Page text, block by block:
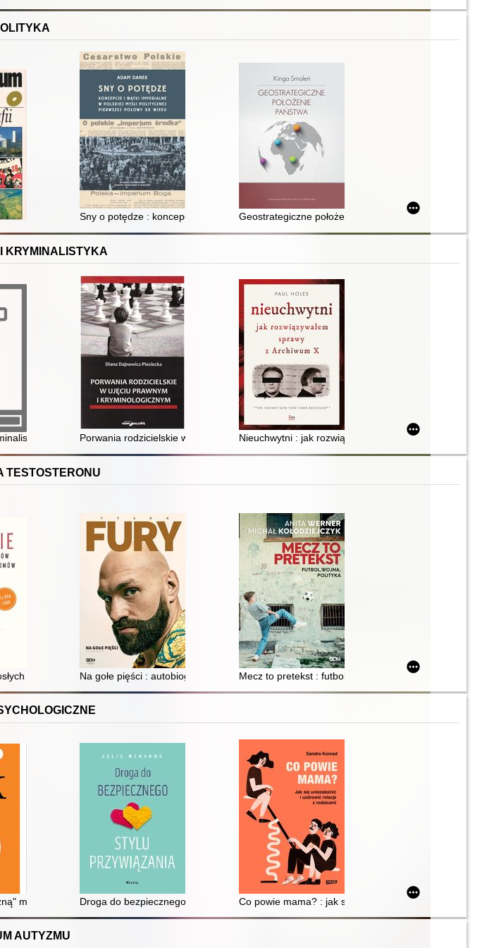
Konstantemu Adamowi Wojtaszczykowi z okazji 45-lecia pracy akademickiej. T. 2
obszaru Europy Wschodniej w latach 1990-2005
Sny o potędze : koncepcje i wątki imperialne w polskiej myśli politycznej pierwszej połowy
Geostrategiczne położenie państwa
KRYMINALISTYKA
Porwania rodzicielskie w ujęciu prawnym i kryminologicznymNieuchwytni : jak rozwiązywałem sprawy z Archiwum X
TESTOSTERONU
synów z dysfunkcyjnych domów i ich bliskich
Na gołe pięści : autobiografia Mecz to pretekst : futbol, wojna, polityka
matką Droga do bezpiecznego stylu przywiązaniaCo powie mama? : jak się uniezależnić i uzdrowić
AUTYZMU